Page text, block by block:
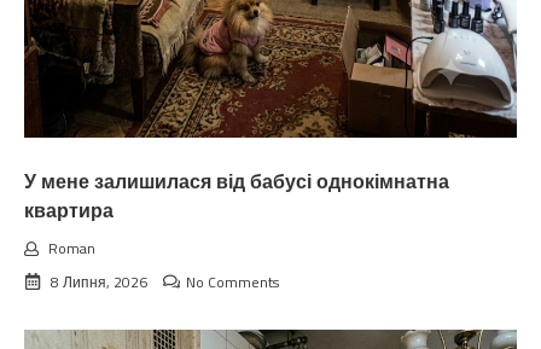
У мене залишилася від бабусі однокімнатна
квартира
Roman
8 Липня, 2026
No Comments